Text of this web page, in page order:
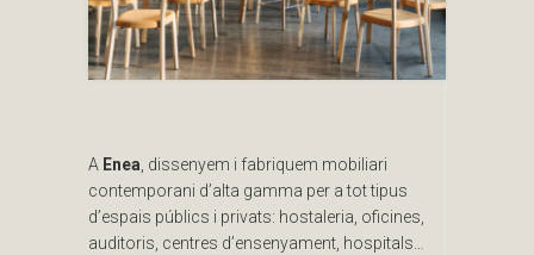
A Enea , dissenyem i fabriquem mobiliari
contemporani d’alta gamma per a tot tipus
d’espais públics i privats: hostaleria, oficines,
auditoris, centres d’ensenyament, hospitals…